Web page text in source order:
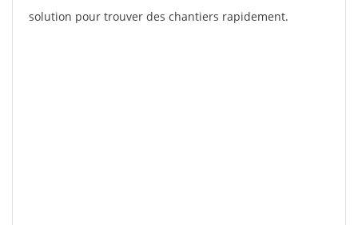
solution pour trouver des chantiers rapidement.